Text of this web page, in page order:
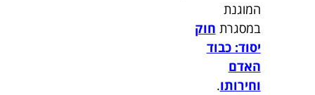
המוגנת
במסגרת חוק
יסוד: כבוד
האדם
וחירותו.